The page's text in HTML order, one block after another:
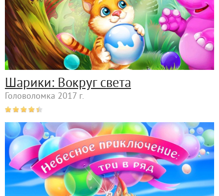
Шарики: Вокруг света
Головоломка 2017 г.